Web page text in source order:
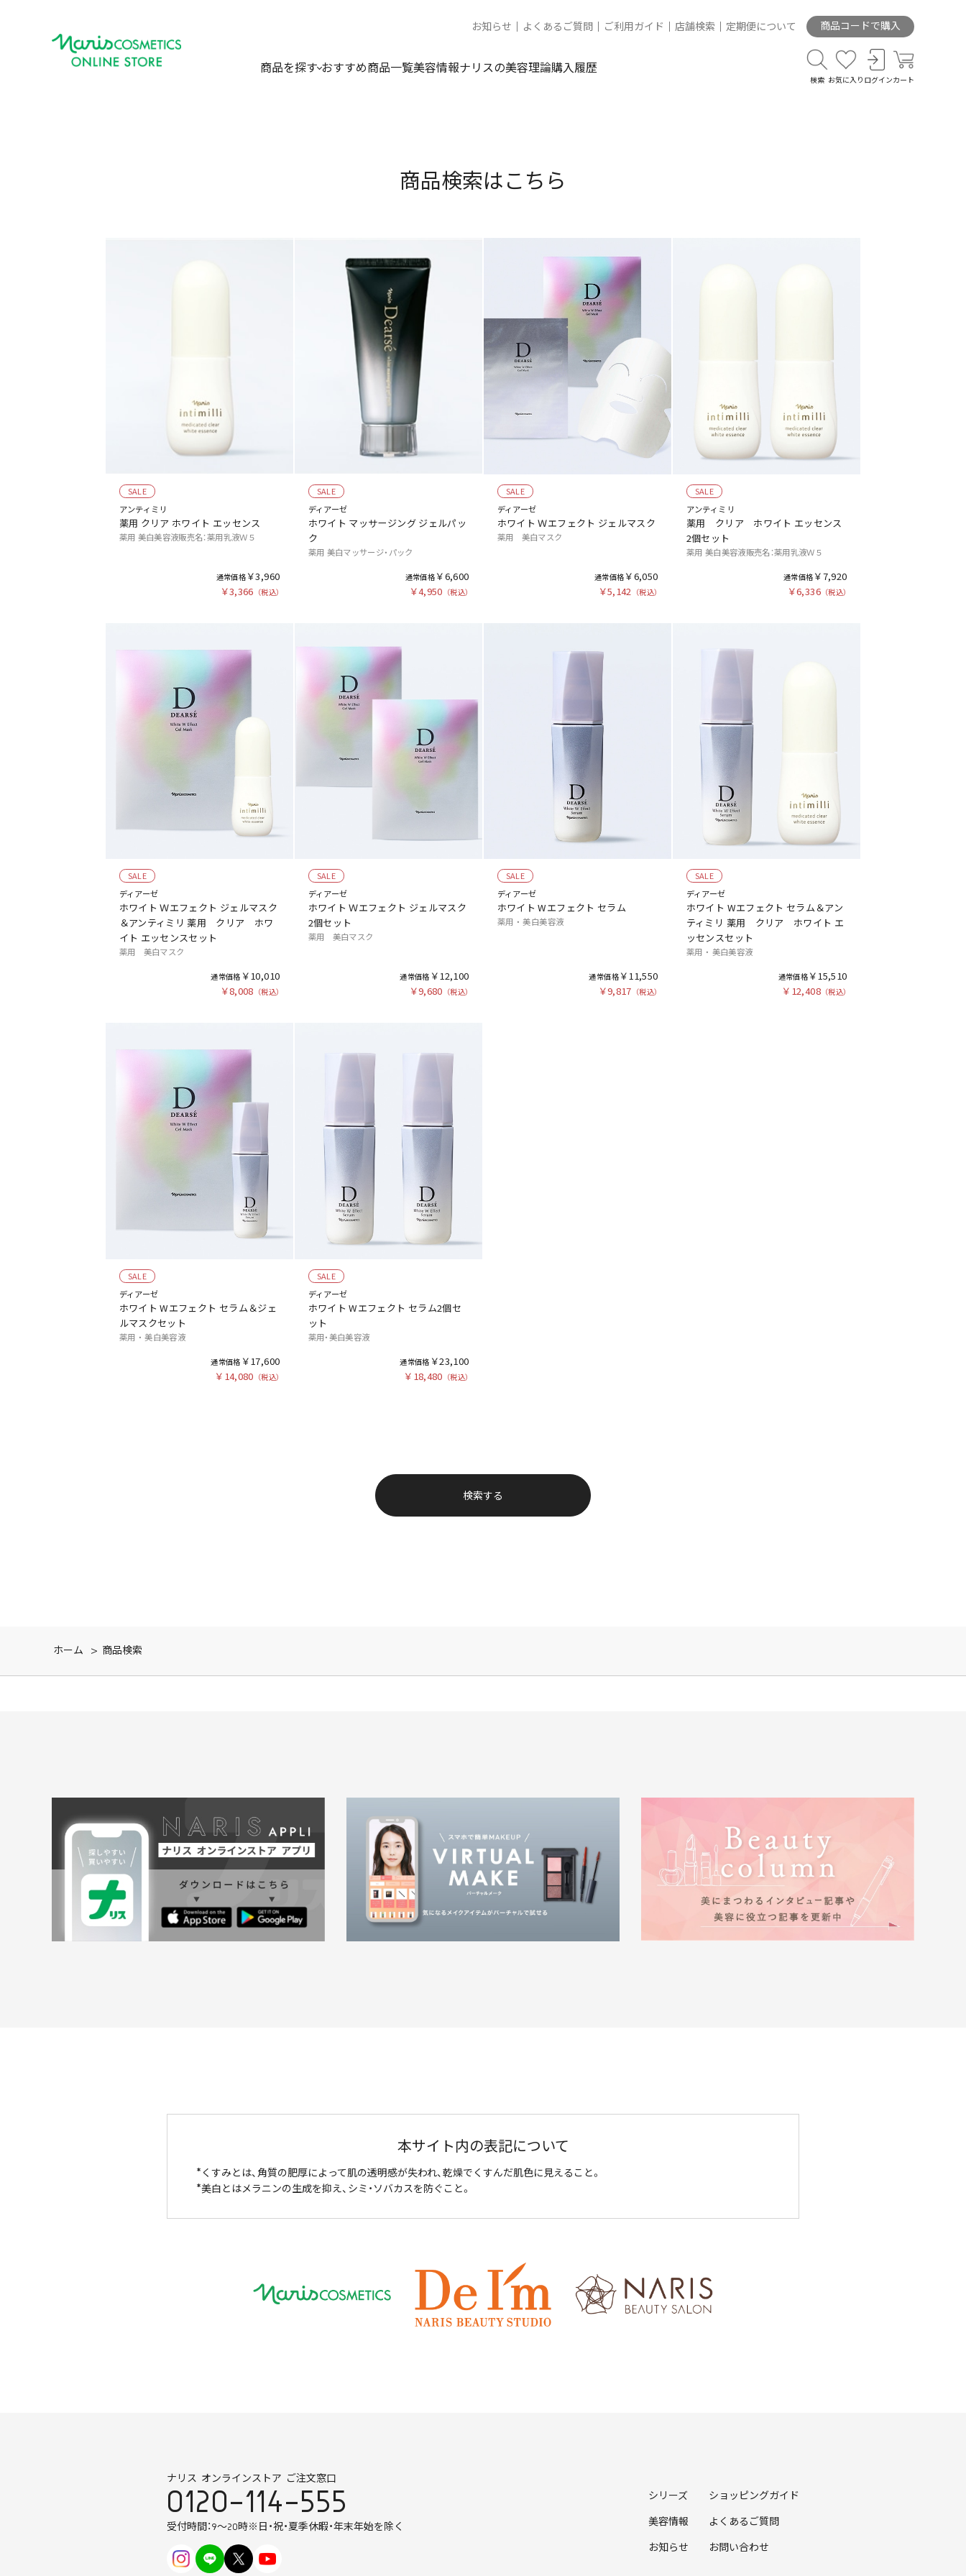
お知らせ よくあるご質問 ご利用ガイド 店舗検索 定期便について 商品コードで購入
商品を探す おすすめ商品一覧美容情報ナリスの美容理論購入履歴
検索 お気に入り ログイン カート
商品検索はこちら
SALE
アンティミリ
薬用 クリア ホワイト エッセンス
薬用 美白美容液販売名：薬用乳液Ｗ５
￥3,960
￥3,366
SALE
ディアーゼ
ホワイト マッサージング ジェルパッ
ク
薬用 美白マッサージ・パック
￥6,600
￥4,950
SALE
ディアーゼ
ホワイト Ｗエフェクト ジェルマスク
薬用 美白マスク
￥6,050
￥5,142
SALE
アンティミリ
薬用 クリア ホワイト エッセンス
2個セット
薬用 美白美容液販売名：薬用乳液Ｗ５
￥7,920
￥6,336
SALE
ディアーゼ
ホワイト Ｗエフェクト ジェルマスク
＆アンティミリ 薬用 クリア ホワ
イト エッセンスセット
薬用 美白マスク
￥10,010
￥8,008
SALE
ディアーゼ
ホワイト Ｗエフェクト ジェルマスク
2個セット
薬用 美白マスク
￥12,100
￥9,680
SALE
ディアーゼ
ホワイト Wエフェクト セラム
薬用 ・ 美白美容液
￥11,550
￥9,817
SALE
ディアーゼ
ホワイト Wエフェクト セラム＆アン
ティミリ 薬用 クリア ホワイト エ
ッセンスセット
薬用 ・ 美白美容液
￥15,510
￥12,408
SALE
ディアーゼ
ホワイト Wエフェクト セラム＆ジェ
ルマスクセット
薬用 ・ 美白美容液
￥17,600
￥14,080
SALE
ディアーゼ
ホワイト Wエフェクト セラム2個セ
ット
薬用・美白美容液
￥23,100
￥18,480
ホーム > 商品検索
本サイト内の表記について
くすみとは、角質の肥厚によって肌の透明感が失われ、乾燥でくすんだ肌色に見えること。
美白とはメラニンの生成を抑え、シミ・ソバカスを防ぐこと。
ナリス オンラインストア ご注文窓口
0120-114-555
受付時間：9～20時※日・祝・夏季休暇・年末年始を除く
シリーズ ショッピングガイド
美容情報 よくあるご質問
お知らせ お問い合わせ